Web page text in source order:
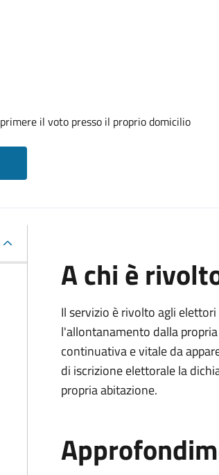
il voto presso il proprio domicilio
A chi è
Il servizio è rivolto agli
l'allontanamento dalla
continuativa e vitale da
di iscrizione elettorale la
propria abitazione.